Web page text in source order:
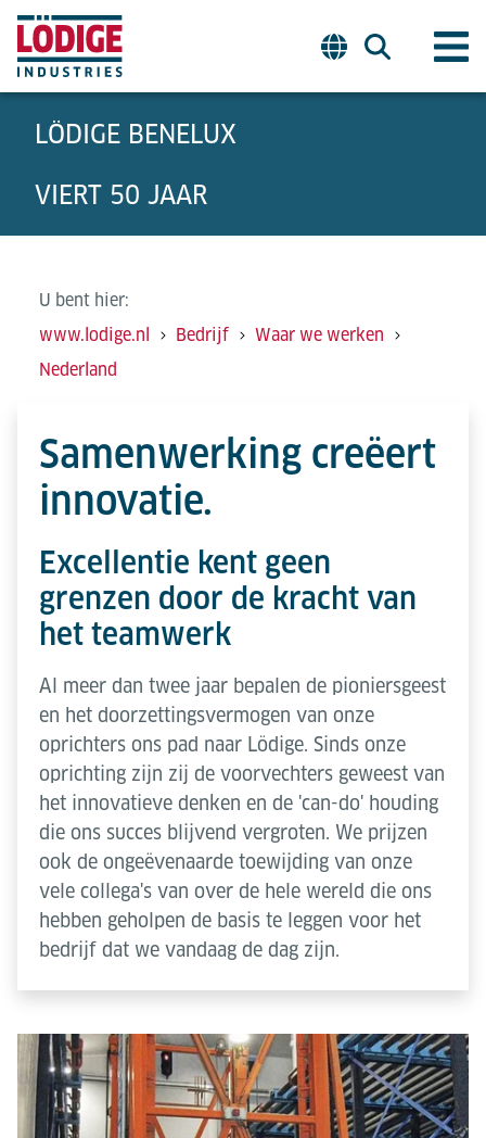
LÖDIGE BENELUX
VIERT 50 JAAR
U bent hier:
www.lodige.nl
Bedrijf
Waar we werken
Nederland
Samenwerking creëert
innovatie.
Excellentie kent geen
grenzen door de kracht van
het teamwerk
Al meer dan twee jaar bepalen de pioniersgeest
en het doorzettingsvermogen van onze
oprichters ons pad naar Lödige. Sinds onze
oprichting zijn zij de voorvechters geweest van
het innovatieve denken en de 'can-do' houding
die ons succes blijvend vergroten. We prijzen
ook de ongeëvenaarde toewijding van onze
vele collega's van over de hele wereld die ons
hebben geholpen de basis te leggen voor het
bedrijf dat we vandaag de dag zijn.